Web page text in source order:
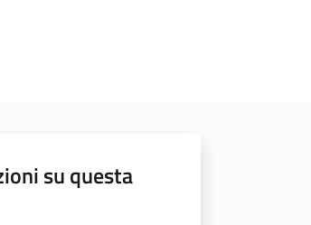
su questa